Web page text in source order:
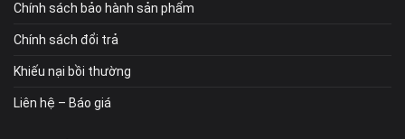
Chính sách bảo hành sản phẩm
Chính sách đổi trả
Khiếu nại bồi thường
Liên hệ – Báo giá